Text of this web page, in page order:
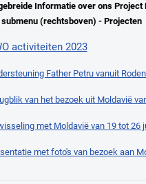
Informatie over ons Project
(rechtsboven) - Projecten
activiteiten 2023
Father Petru vanuit
van het bezoek uit Moldavië
met Moldavië van 19 tot 26
met foto's van bezoek aan